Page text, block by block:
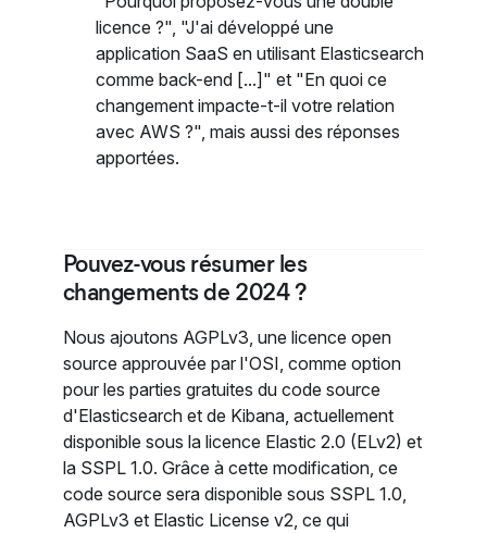
licence ?", "J'ai développé une
application SaaS en utilisant Elasticsearch
comme back-end [...]" et "En quoi ce
changement impacte-t-il votre relation
avec AWS ?", mais aussi des réponses
apportées.
Pouvez-vous résumer les
changements de 2024 ?
Nous ajoutons AGPLv3, une licence open
source approuvée par l'OSI, comme option
pour les parties gratuites du code source
d'Elasticsearch et de Kibana, actuellement
disponible sous la licence Elastic 2.0 (ELv2) et
la SSPL 1.0. Grâce à cette modification, ce
code source sera disponible sous SSPL 1.0,
AGPLv3 et Elastic License v2, ce qui